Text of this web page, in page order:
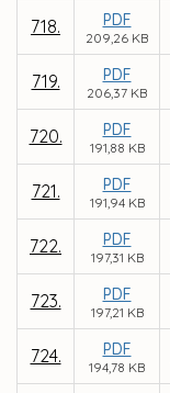
718. PDF
209,26 KB
719. PDF
206,37 KB
720. PDF
191,88 KB
721. PDF
191,94 KB
722. PDF
197,31 KB
723. PDF
197,21 KB
724. PDF
194,78 KB